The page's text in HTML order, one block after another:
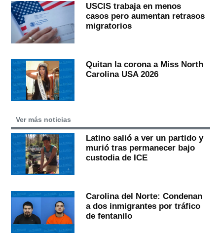
USCIS trabaja en menos
casos pero aumentan retrasos
migratorios
Quitan la corona a Miss North
Carolina USA 2026
Ver más noticias
Latino salió a ver un partido y
murió tras permanecer bajo
custodia de ICE
Carolina del Norte: Condenan
a dos inmigrantes por tráfico
de fentanilo